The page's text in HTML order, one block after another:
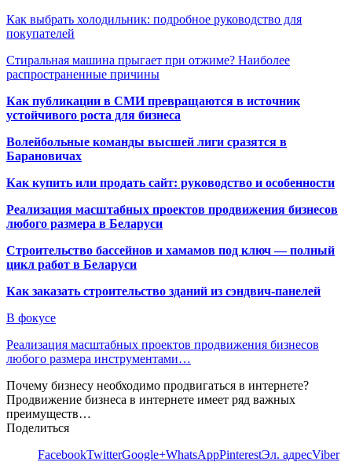
Как выбрать холодильник: подробное руководство для
покупателей
Стиральная машина прыгает при отжиме? Наиболее
распространенные причины
Как публикации в СМИ превращаются в источник
устойчивого роста для бизнеса
Волейбольные команды высшей лиги сразятся в
Барановичах
Как купить или продать сайт: руководство и особенности
Реализация масштабных проектов продвижения бизнесов
любого размера в Беларуси
Строительство бассейнов и хамамов под ключ — полный
цикл работ в Беларуси
Как заказать строительство зданий из сэндвич-панелей
В фокусе
Реализация масштабных проектов продвижения бизнесов
любого размера инструментами…
Почему бизнесу необходимо продвигаться в интернете?
Продвижение бизнеса в интернете имеет ряд важных
преимуществ…
Поделиться
FacebookTwitterGoogle+WhatsAppPinterestЭл. адресViber